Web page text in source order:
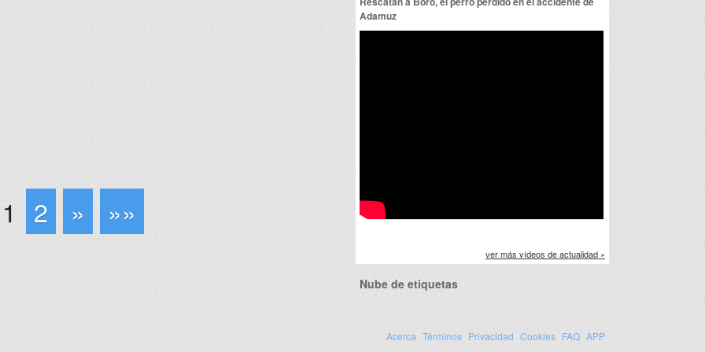
1 2 » »»
Adamuz
ver más vídeos de actualidad »
Nube de etiquetas
Acerca Términos Privacidad Cookies FAQ APP